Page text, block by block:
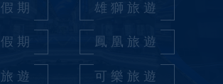
期 雄獅旅遊
期 鳳凰旅遊
遊 可樂旅遊